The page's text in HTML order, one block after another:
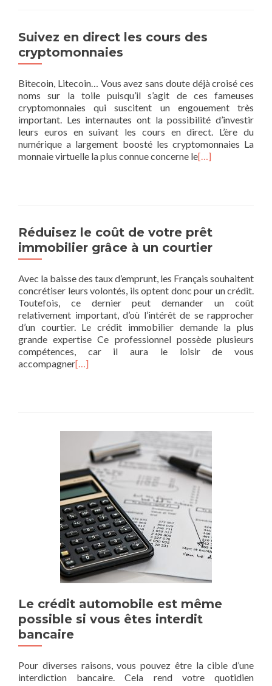
Suivez en direct les cours des
cryptomonnaies
Bitecoin, Litecoin… Vous avez sans doute déjà croisé ces
noms sur la toile puisqu’il s’agit de ces fameuses
cryptomonnaies qui suscitent un engouement très
important. Les internautes ont la possibilité d’investir
leurs euros en suivant les cours en direct. L’ère du
numérique a largement boosté les cryptomonnaies La
monnaie virtuelle la plus connue concerne le[…]
Réduisez le coût de votre prêt
immobilier grâce à un courtier
Avec la baisse des taux d’emprunt, les Français souhaitent
concrétiser leurs volontés, ils optent donc pour un crédit.
Toutefois, ce dernier peut demander un coût
relativement important, d’où l’intérêt de se rapprocher
d’un courtier. Le crédit immobilier demande la plus
grande expertise Ce professionnel possède plusieurs
compétences, car il aura le loisir de vous
accompagner[…]
Le crédit automobile est même
possible si vous êtes interdit
bancaire
Pour diverses raisons, vous pouvez être la cible d’une
interdiction bancaire. Cela rend votre quotidien